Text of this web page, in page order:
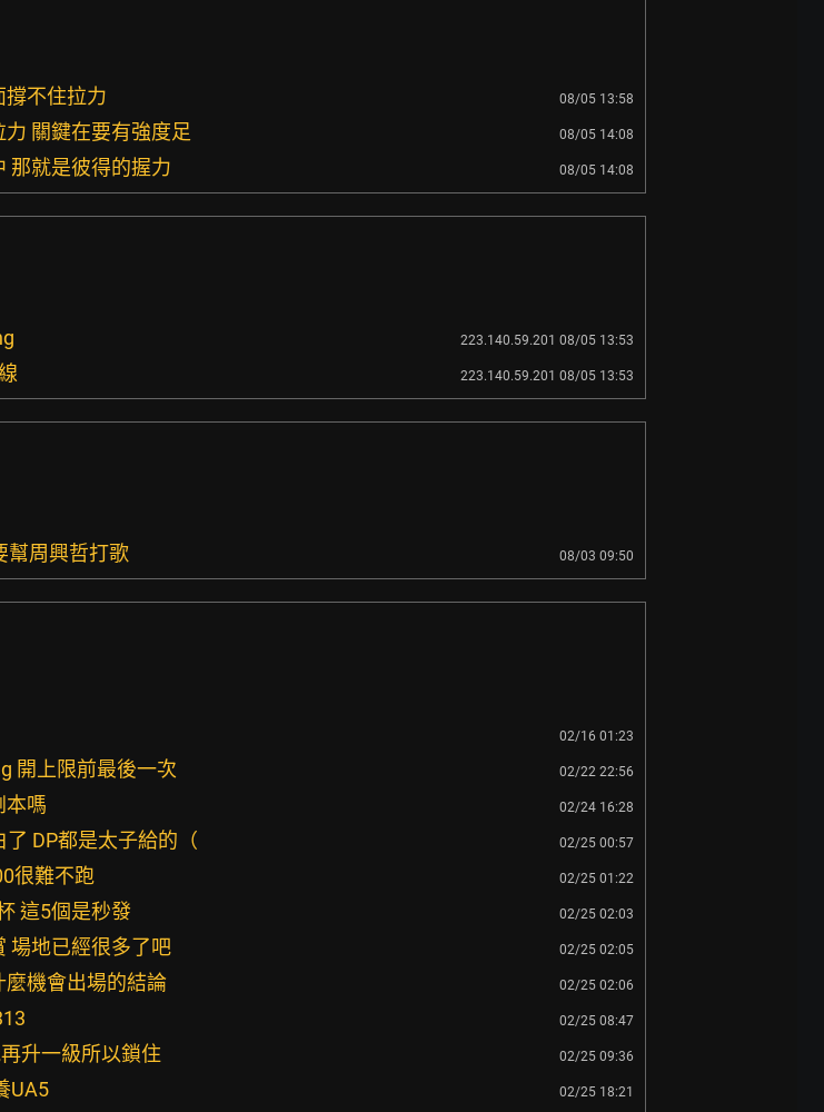
撐不住拉力 08/05 13:58
關鍵在要有強度足 08/05 14:08
那就是彼得的握力 08/05 14:08
223.140.59.201 08/05 13:53
223.140.59.201 08/05 13:53
幫周興哲打歌 08/03 09:50
02/16 01:23
開上限前最後一次 02/22 22:56
本嗎 02/24 16:28
DP都是太子給的（ 02/25 00:57
很難不跑 02/25 01:22
這5個是秒發 02/25 02:03
場地已經很多了吧 02/25 02:05
麼機會出場的結論 02/25 02:06
02/25 08:47
升一級所以鎖住 02/25 09:36
UA5 02/25 18:21